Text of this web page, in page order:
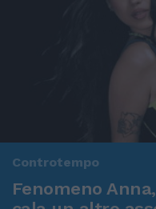
Controtempo
Fenomeno